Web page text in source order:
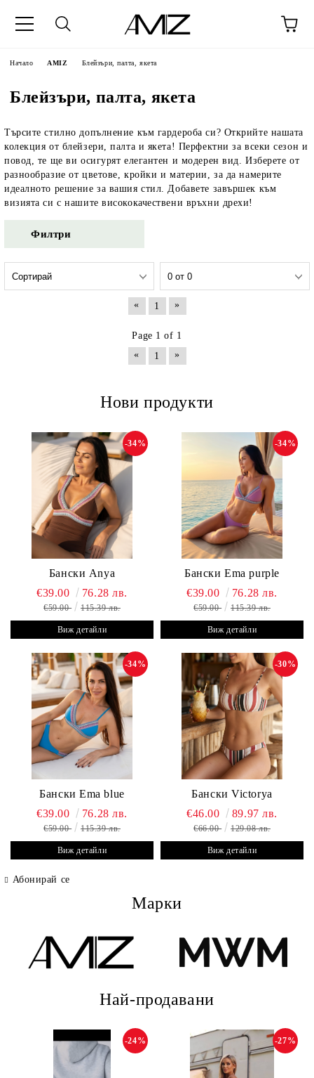
Начало AMIZ Блейзъри, палта, якета
Блейзъри, палта, якета
Търсите стилно допълнение към гардероба си? Открийте нашата
колекция от блейзери, палта и якета! Перфектни за всеки сезон и
повод, те ще ви осигурят елегантен и модерен вид. Изберете от
разнообразие от цветове, кройки и материи, за да намерите
идеалното решение за вашия стил. Добавете завършек към
визията си с нашите висококачествени връхни дрехи!
Филтри
« 1 »
Page 1 of 1
«
1 »
Нови продукти
Бански Anya
-34%
€39.00 76.28 лв.
€59.00 115.39 лв.
Виж детайли
Бански Ema purple
-34%
€39.00 76.28 лв.
€59.00 115.39 лв.
Виж детайли
Бански Ema blue
-34%
€39.00 76.28 лв.
€59.00 115.39 лв.
Виж детайли
Бански Victorya
-30%
€46.00 89.97 лв.
€66.00 129.08 лв.
Виж детайли
Абонирай се
Марки
Най-продавани
-24% -27%